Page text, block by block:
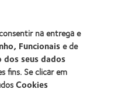
na entrega e
Funcionaise de
seus dados
fins. Se clicar em
Cookies